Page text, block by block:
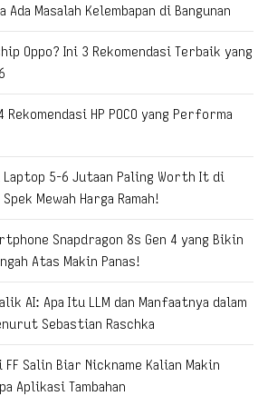
Ada Masalah Kelembapan di Bangunan
Oppo? Ini 3 Rekomendasi Terbaik yang
Rekomendasi HP POCO yang Performa
Laptop 5-6 Jutaan Paling Worth It di
Mewah Harga Ramah!
Snapdragon 8s Gen 4 yang Bikin
Atas Makin Panas!
AI: Apa Itu LLM dan Manfaatnya dalam
Sebastian Raschka
FF Salin Biar Nickname Kalian Makin
Aplikasi Tambahan